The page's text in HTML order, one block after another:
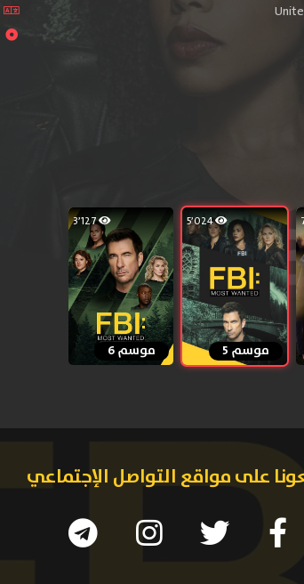
5٬024
موسم 5
3٬127
موسم 6
على مواقع التواصل الإجتماعي